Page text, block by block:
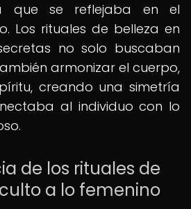
que se reflejaba en el
Los rituales de belleza en
no solo buscaban
armonizar el cuerpo,
creando una simetría
al individuo con lo
de los rituales de
a lo femenino